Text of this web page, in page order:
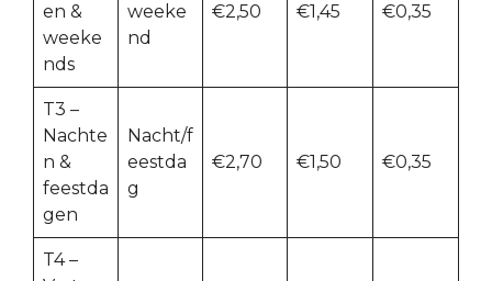
en &
weeke
nds
weeke
nd
€2,50 €1,45 €0,35
T3 –
Nachte
n &
feestda
gen
Nacht/f
eestda
g
€2,70 €1,50 €0,35
T4 –